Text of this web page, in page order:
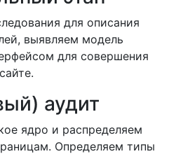
для описания
выявляем модель
для совершения
аудит
ядро и распределяем
Определяем типы